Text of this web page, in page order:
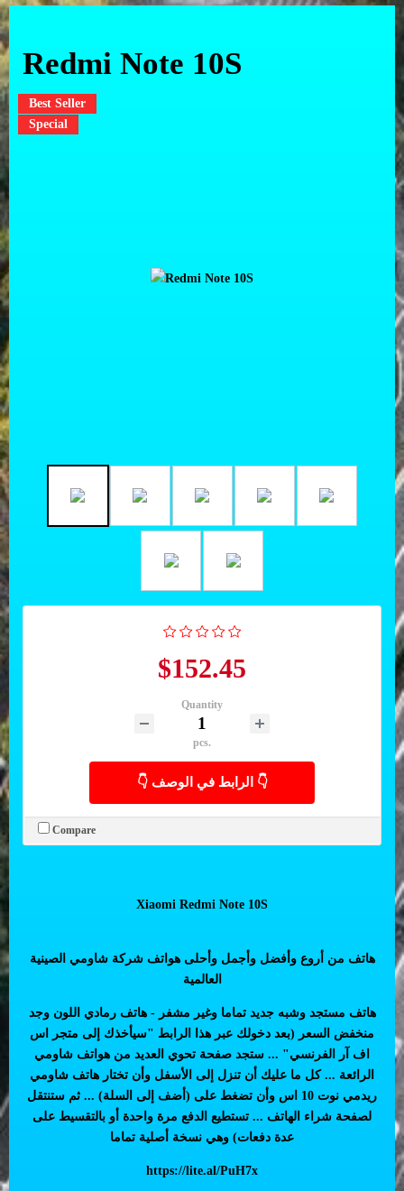
Redmi Note 10S
Best Seller
Special
$152.45
Quantity
pcs.
👇 الرابط في الوصف 👇
Compare
Xiaomi Redmi Note 10S
هاتف من أروع وأفضل وأجمل وأحلى هواتف شركة شاومي الصينية
العالمية
هاتف مستجد وشبه جديد تماما وغير مشفر - هاتف رمادي اللون وجد
منخفض السعر (بعد دخولك عبر هذا الرابط "سيأخذك إلى متجر اس
اف آر الفرنسي" ... ستجد صفحة تحوي العديد من هواتف شاومي
الرائعة ... كل ما عليك أن تنزل إلى الأسفل وأن تختار هاتف شاومي
ريدمي نوت 10 اس وأن تضغط على (أضف إلى السلة) ... ثم ستنتقل
لصفحة شراء الهاتف ... تستطيع الدفع مرة واحدة أو بالتقسيط على
عدة دفعات) وهي نسخة أصلية تماما
https://lite.al/PuH7x